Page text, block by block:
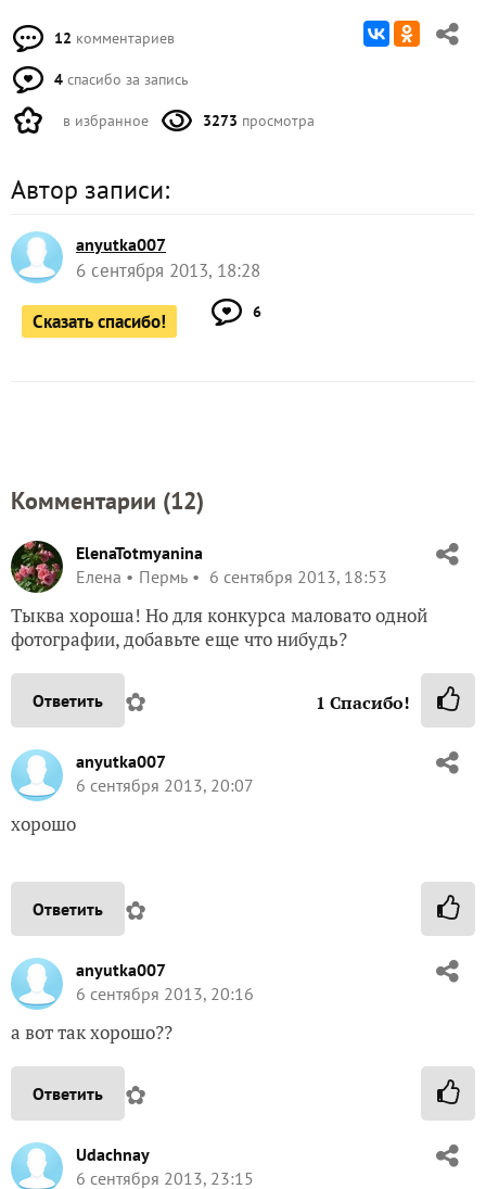
12 комментариев
4 спасибо за запись
в избранное 3273 просмотра
Автор записи:
anyutka007
6 сентября 2013, 18:28
Сказать спасибо! 6
Комментарии (12)
ElenaTotmyanina
Елена
Пермь 6 сентября 2013, 18:53
Тыква хороша! Но для конкурса маловато одной
фотографии, добавьте еще что нибудь?
Ответить ✿ 1 Спасибо!
anyutka007
6 сентября 2013, 20:07
хорошо
Ответить ✿
anyutka007
6 сентября 2013, 20:16
а вот так хорошо??
Ответить ✿
Udachnay
6 сентября 2013, 23:15